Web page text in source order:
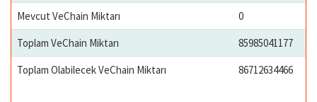
Mevcut VeChain Miktarı
0
Toplam VeChain Miktarı
85985041177
Toplam Olabilecek VeChain Miktarı
86712634466